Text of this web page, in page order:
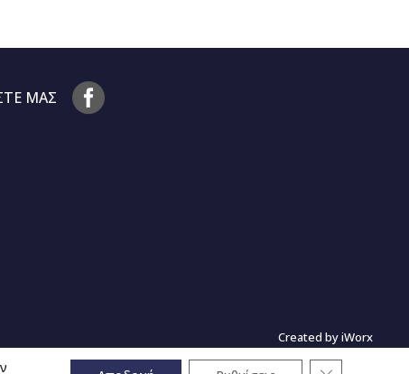
ΜΑΣ
Created byiWorx
Κλείσιμο